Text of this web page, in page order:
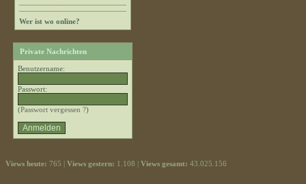
Wer ist wo online?
Private Nachrichten
Benutzername:
Passwort:
(Passwort vergessen ?)
Views heute: 765 | Views gestern: 1.108 | Views gesamt: 43.025.156